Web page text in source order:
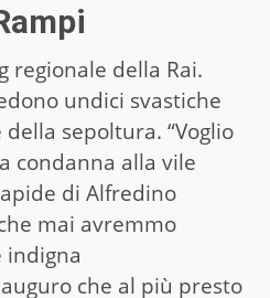
regionale della Rai.
undici svastiche
sepoltura. “Voglio
condanna alla vile
di Alfredino
mai avremmo
indigna
che al più presto